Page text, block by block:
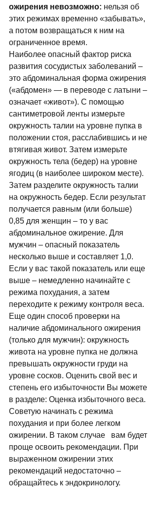
ожирения невозможно: нельзя об
этих режимах временно «забывать»,
а потом возвращаться к ним на
ограниченное время.
Наиболее опасный фактор риска
развития сосудистых заболеваний –
это абдоминальная форма ожирения
(«абдомен» — в переводе с латыни –
означает «живот»). С помощью
сантиметровой ленты измерьте
окружность талии на уровне пупка в
положении стоя, расслабившись и не
втягивая живот. Затем измерьте
окружность тела (бедер) на уровне
ягодиц (в наиболее широком месте).
Затем разделите окружность талии
на окружность бедер. Если результат
получается равным (или больше)
0,85 для женщин – то у вас
абдоминальное ожирение. Для
мужчин – опасный показатель
несколько выше и составляет 1,0.
Если у вас такой показатель или еще
выше – немедленно начинайте с
режима похудания, а затем
переходите к режиму контроля веса.
Еще один способ проверки на
наличие абдоминального ожирения
(только для мужчин): окружность
живота на уровне пупка не должна
превышать окружности груди на
уровне сосков. Оценить свой вес и
степень его избыточности Вы можете
в разделе: Оценка избыточного веса.
Советую начинать с режима
похудания и при более легком
ожирении. В таком случае   вам будет
проще освоить рекомендации. При
выраженном ожирении этих
рекомендаций недостаточно –
обращайтесь к эндокринологу.